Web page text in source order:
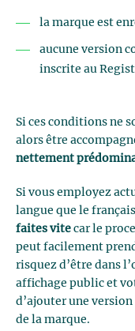
la marque est
aucune version
inscrite au
Si ces conditions ne
alors être
nettement
Si vous employez
langue que le
faites vite car le
peut facilement
risquez d’être dans
affichage public et
d’ajouter une
de la marque.